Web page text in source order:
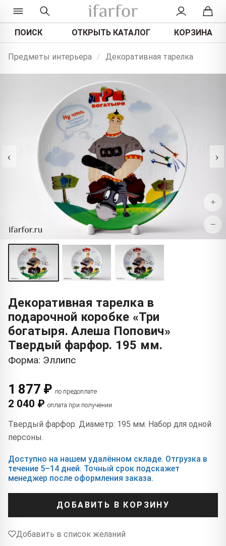
ПОИСК ОТКРЫТЬ КАТАЛОГ КОРЗИНА
Предметы интерьера / Декоративная тарелка
‹ ›
+
−
Декоративная тарелка в
подарочной коробке «Три
богатыря. Алеша Попович»
Твердый фарфор. 195 мм.
Форма: Эллипс
1 877 ₽ по предоплате
2 040 ₽ оплата при получении
Твердый фарфор. Диаметр: 195 мм. Набор для одной
персоны.
Доступно на нашем удалённом складе. Отгрузка в
течение 5–14 дней. Точный срок подскажет
менеджер после оформления заказа.
ДОБАВИТЬ В КОРЗИНУ
Добавить в список желаний